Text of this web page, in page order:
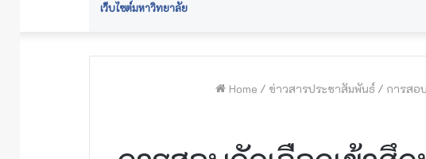
เว็บไซต์มหาวิทยาลัย
Home / ข่าวสารประชาสัมพันธ์ / การสอ